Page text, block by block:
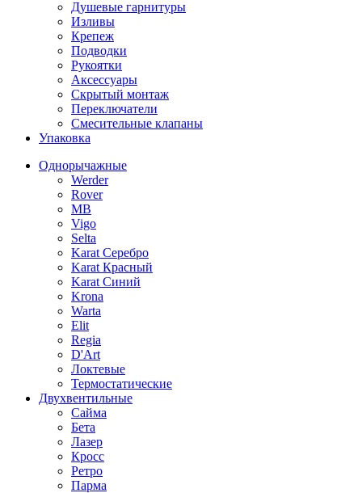
Душевые гарнитуры
Изливы
Крепеж
Подводки
Рукоятки
Аксессуары
Скрытый монтаж
Переключатели
Смесительные клапаны
Упаковка
Однорычажные
Werder
Rover
MB
Vigo
Selta
Karat Серебро
Karat Красный
Karat Синий
Krona
Warta
Elit
Regia
D'Art
Локтевые
Термостатические
Двухвентильные
Сайма
Бета
Лазер
Кросс
Ретро
Парма